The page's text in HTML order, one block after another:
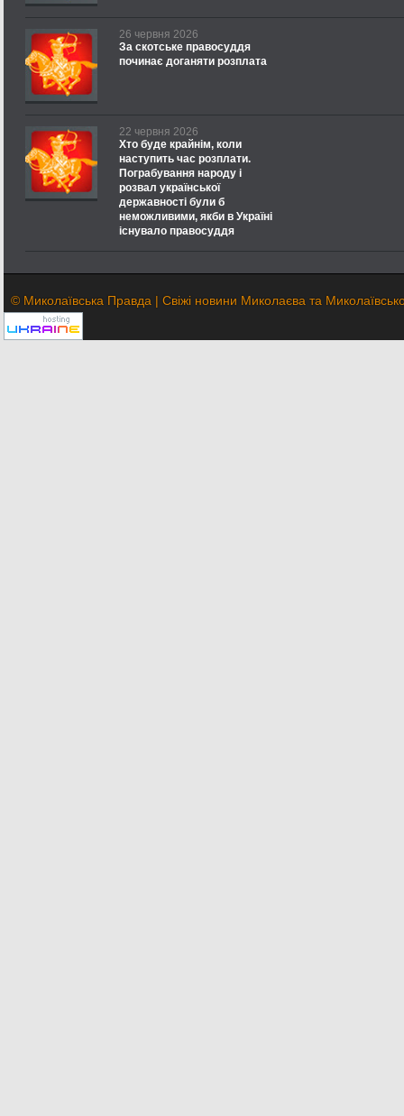
26 червня 2026
За скотське правосуддя
починає доганяти розплата
22 червня 2026
Хто буде крайнім, коли
наступить час розплати.
Пограбування народу і
розвал української
державності були б
неможливими, якби в Україні
існувало правосуддя
© Миколаївська Правда | Свіжі новини Миколаєва та